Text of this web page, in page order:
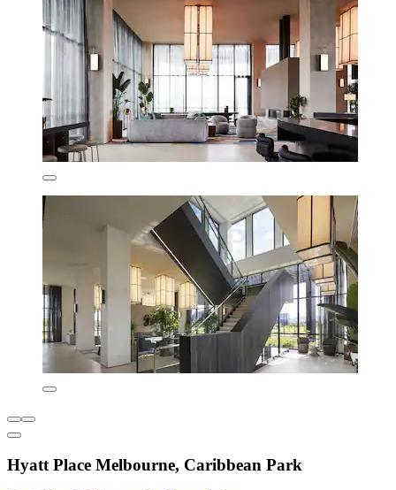
Hyatt Place Melbourne, Caribbean Park